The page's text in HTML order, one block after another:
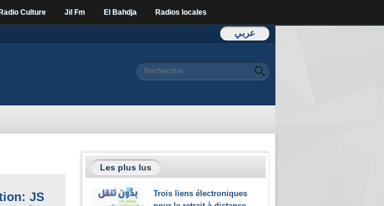
Radio Culture Jil Fm El Bahdja Radios locales
عربي
Formulaire de
Rechercher
JS
Les plus lus
Trois liens électroniques